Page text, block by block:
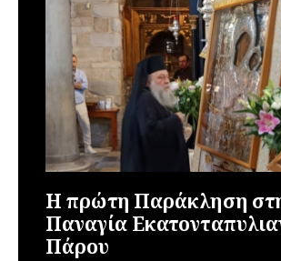
Η πρώτη Παράκληση
Παναγία
Πάρου